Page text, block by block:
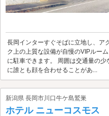
長岡インターすぐそばに立地し、ア
ク上の上質な設備が自慢のVIPルー
に駐車できます。 周囲は交通量の
に誰とも顔を合わせることがあ...
新潟県 長岡市川口牛ケ島鷲巣
ホテル ニューコスモス